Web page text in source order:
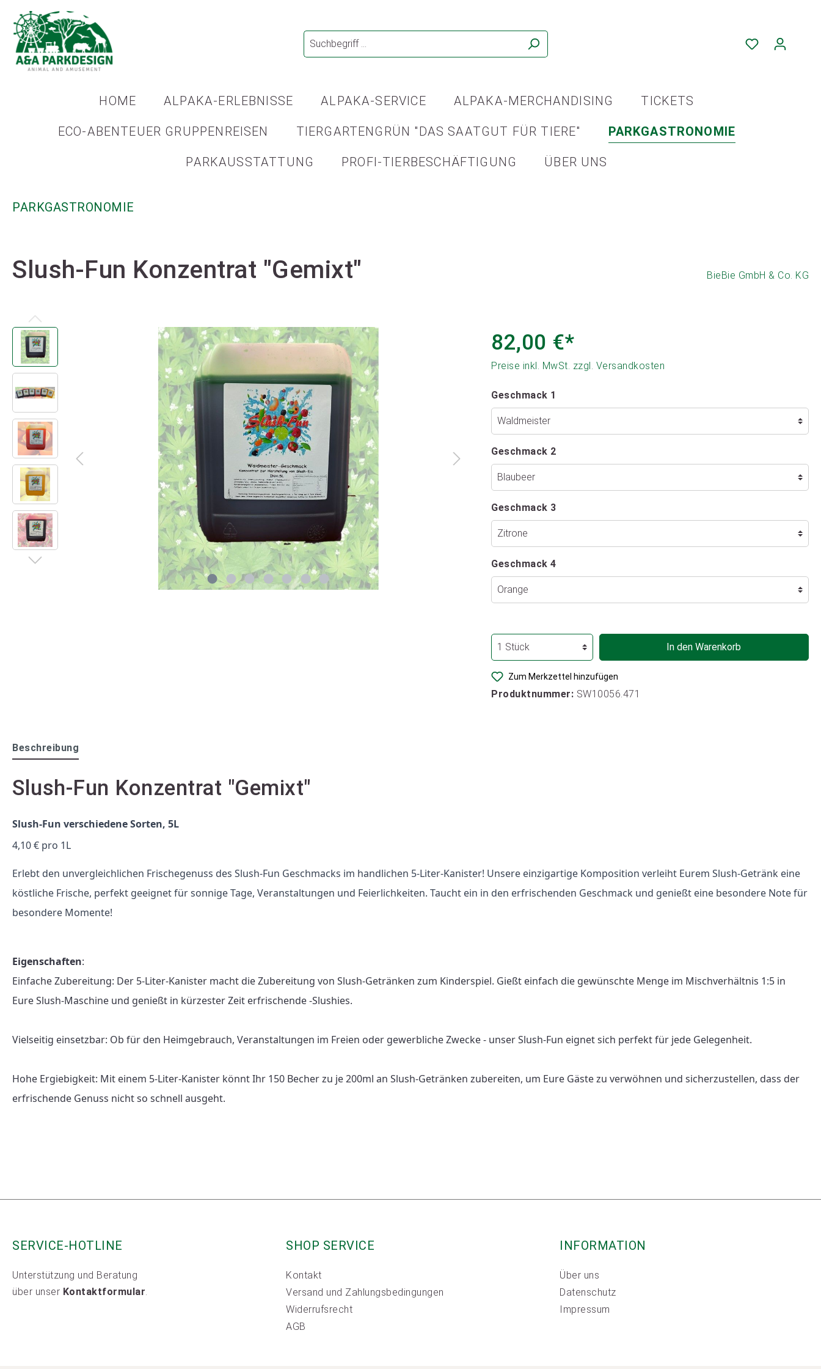
HOME ALPAKA-ERLEBNISSE ALPAKA-SERVICE ALPAKA-MERCHANDISING TICKETS
ECO-ABENTEUER GRUPPENREISEN TIERGARTENGRÜN "DAS SAATGUT FÜR TIERE" PARKGASTRONOMIE
PARKAUSSTATTUNG PROFI-TIERBESCHÄFTIGUNG ÜBER UNS
PARKGASTRONOMIE
Slush-Fun Konzentrat "Gemixt" BieBie GmbH & Co. KG
82,00 €*
Preise inkl. MwSt. zzgl. Versandkosten
Geschmack 1
Geschmack 2
Geschmack 3
Geschmack 4
In den Warenkorb
Zum Merkzettel hinzufügen
Produktnummer: SW10056.471
Beschreibung
Slush-Fun Konzentrat "Gemixt"
Slush-Fun verschiedene Sorten, 5L
4,10 € pro 1L
Erlebt den unvergleichlichen Frischegenuss des Slush-Fun Geschmacks im handlichen 5-Liter-Kanister! Unsere einzigartige Komposition verleiht Eurem Slush-Getränk eine
köstliche Frische, perfekt geeignet für sonnige Tage, Veranstaltungen und Feierlichkeiten. Taucht ein in den erfrischenden Geschmack und genießt eine besondere Note für
besondere Momente!
Eigenschaften:
Einfache Zubereitung: Der 5-Liter-Kanister macht die Zubereitung von Slush-Getränken zum Kinderspiel. Gießt einfach die gewünschte Menge im Mischverhältnis 1:5 in
Eure Slush-Maschine und genießt in kürzester Zeit erfrischende -Slushies.
Vielseitig einsetzbar: Ob für den Heimgebrauch, Veranstaltungen im Freien oder gewerbliche Zwecke - unser Slush-Fun eignet sich perfekt für jede Gelegenheit.
Hohe Ergiebigkeit: Mit einem 5-Liter-Kanister könnt Ihr 150 Becher zu je 200ml an Slush-Getränken zubereiten, um Eure Gäste zu verwöhnen und sicherzustellen, dass der
erfrischende Genuss nicht so schnell ausgeht.
SERVICE-HOTLINE
Unterstützung und Beratung
über unser Kontaktformular.
SHOP SERVICE
Kontakt
Versand und Zahlungsbedingungen
Widerrufsrecht
AGB
INFORMATION
Über uns
Datenschutz
Impressum